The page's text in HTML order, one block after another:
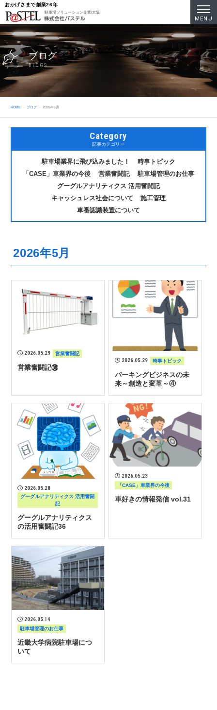
おかげさまで創業26年
駐車場ソリューション企業/大阪
ブログ
BLOGS
HOME ブログ 2026年5月
Category
記事カテゴリー
駐車場業界に飛び込みました！
時事トピック
「CASE」車業界の今後
営業奮闘記
駐車場管理のお仕事
グーグルアナリティクス 活用奮闘記
キャッシュレス社会について
施工管理
車番認識装置について
2026年5月
2026.05.29 営業奮闘記
営業奮闘記㊳
2026.05.29 時事トピック
パーキングビジネスの未
来～創造と変革～④
2026.05.28
グーグルアナリティクス 活用奮闘
記
グーグルアナリティクス
の活用奮闘記36
2026.05.23
「CASE」車業界の今後
車好きの情報発信 vol.31
2026.05.14
駐車場管理のお仕事
近畿大学病院駐車場につ
いて
MENU